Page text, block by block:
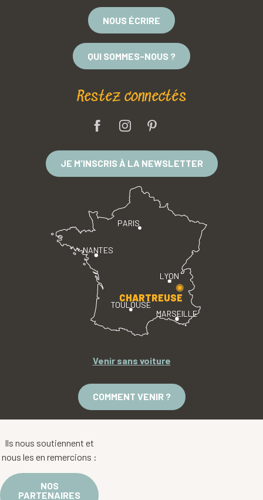
NOUS ÉCRIRE
QUI SOMMES-NOUS ?
Restez connectés
JE M'INSCRIS À LA NEWSLETTER
PARIS
LYON
TOULOUSE
MARSEILLE
NANTES
CHARTREUSE
Venir sans voiture
COMMENT VENIR ?
Ils nous soutiennent et
nous les en remercions :
NOS
PARTENAIRES